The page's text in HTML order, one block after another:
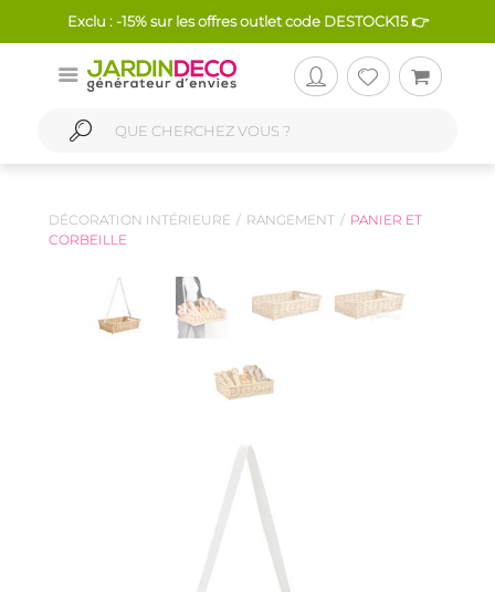
Exclu : -15% sur les offres outlet code DESTOCK15 👉
DÉCORATION INTÉRIEURE RANGEMENT
PANIER ET
CORBEILLE